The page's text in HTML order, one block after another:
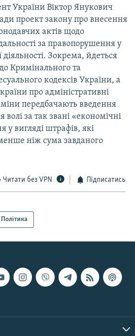
України Віктор Янукович
проект закону про внесення
актів щодо
за правопорушення у
діяльності. Зокрема, йдеться
Кримінального та
кодексів України, а
про адміністративні
передбачають введення
волі за так звані «економічні
у вигляді штрафів, які
ніж сума завданого
Читати без VPN Підписатись